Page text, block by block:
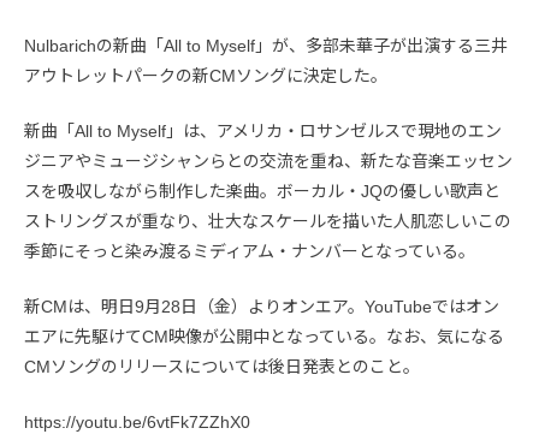
Nulbarichの新曲「All to Myself」が、多部未華子が出演する三井
アウトレットパークの新CMソングに決定した。
新曲「All to Myself」は、アメリカ・ロサンゼルスで現地のエン
ジニアやミュージシャンらとの交流を重ね、新たな音楽エッセン
スを吸収しながら制作した楽曲。ボーカル・JQの優しい歌声と
ストリングスが重なり、壮大なスケールを描いた人肌恋しいこの
季節にそっと染み渡るミディアム・ナンバーとなっている。
新CMは、明日9月28日（金）よりオンエア。YouTubeではオン
エアに先駆けてCM映像が公開中となっている。なお、気になる
CMソングのリリースについては後日発表とのこと。
https://youtu.be/6vtFk7ZZhX0